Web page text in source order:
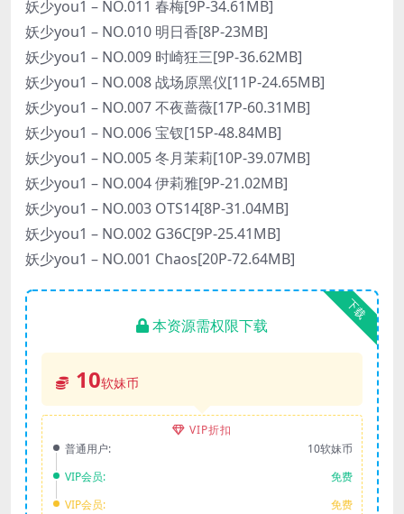
妖少you1 – NO.011 春梅[9P-34.61MB]
妖少you1 – NO.010 明日香[8P-23MB]
妖少you1 – NO.009 时崎狂三[9P-36.62MB]
妖少you1 – NO.008 战场原黑仪[11P-24.65MB]
妖少you1 – NO.007 不夜蔷薇[17P-60.31MB]
妖少you1 – NO.006 宝钗[15P-48.84MB]
妖少you1 – NO.005 冬月茉莉[10P-39.07MB]
妖少you1 – NO.004 伊莉雅[9P-21.02MB]
妖少you1 – NO.003 OTS14[8P-31.04MB]
妖少you1 – NO.002 G36C[9P-25.41MB]
妖少you1 – NO.001 Chaos[20P-72.64MB]
下载
本资源需权限下载
10软妹币
VIP折扣
普通用户:
10软妹币
VIP会员:
免费
VIP会员:
免费